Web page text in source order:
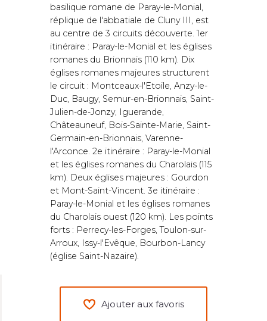
basilique romane de Paray-le-Monial,
réplique de l'abbatiale de Cluny III, est
au centre de 3 circuits découverte. 1er
itinéraire : Paray-le-Monial et les églises
romanes du Brionnais (110 km). Dix
églises romanes majeures structurent
le circuit : Montceaux-l'Etoile, Anzy-le-
Duc, Baugy, Semur-en-Brionnais, Saint-
Julien-de-Jonzy, Iguerande,
Châteauneuf, Bois-Sainte-Marie, Saint-
Germain-en-Brionnais, Varenne-
l'Arconce. 2e itinéraire : Paray-le-Monial
et les églises romanes du Charolais (115
km). Deux églises majeures : Gourdon
et Mont-Saint-Vincent. 3e itinéraire :
Paray-le-Monial et les églises romanes
du Charolais ouest (120 km). Les points
forts : Perrecy-les-Forges, Toulon-sur-
Arroux, Issy-l'Evêque, Bourbon-Lancy
(église Saint-Nazaire).
Ajouter aux favoris